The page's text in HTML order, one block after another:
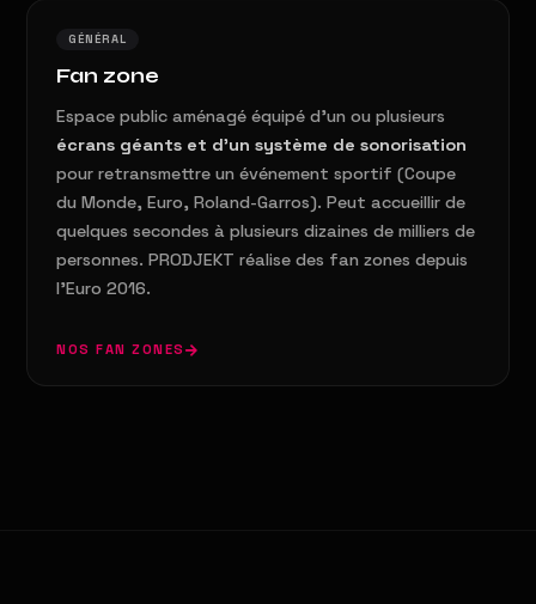
GÉNÉRAL
Fan zone
Espace public aménagé équipé d'un ou plusieurs
écrans géants et d'un système de sonorisation
pour retransmettre un événement sportif (Coupe
du Monde, Euro, Roland-Garros). Peut accueillir de
quelques secondes à plusieurs dizaines de milliers de
personnes. PRODJEKT réalise des fan zones depuis
l'Euro 2016.
NOS FAN ZONES